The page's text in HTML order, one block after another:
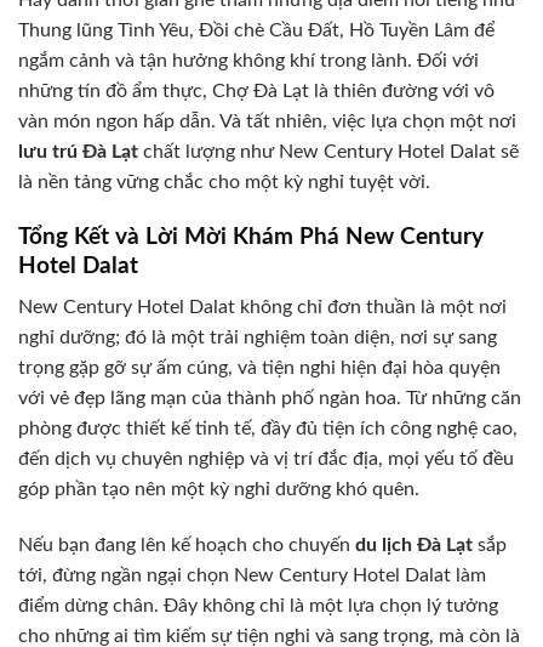
Thung lũng Tình Yêu, Đồi chè Cầu Đất, Hồ Tuyền Lâm để
ngắm cảnh và tận hưởng không khí trong lành. Đối với
những tín đồ ẩm thực, Chợ Đà Lạt là thiên đường với vô
vàn món ngon hấp dẫn. Và tất nhiên, việc lựa chọn một nơi
lưu trú Đà Lạt chất lượng như New Century Hotel Dalat sẽ
là nền tảng vững chắc cho một kỳ nghỉ tuyệt vời.
Tổng Kết và Lời Mời Khám Phá New Century
Hotel Dalat
New Century Hotel Dalat không chỉ đơn thuần là một nơi
nghỉ dưỡng; đó là một trải nghiệm toàn diện, nơi sự sang
trọng gặp gỡ sự ấm cúng, và tiện nghi hiện đại hòa quyện
với vẻ đẹp lãng mạn của thành phố ngàn hoa. Từ những căn
phòng được thiết kế tinh tế, đầy đủ tiện ích công nghệ cao,
đến dịch vụ chuyên nghiệp và vị trí đắc địa, mọi yếu tố đều
góp phần tạo nên một kỳ nghỉ dưỡng khó quên.
Nếu bạn đang lên kế hoạch cho chuyến du lịch Đà Lạt sắp
tới, đừng ngần ngại chọn New Century Hotel Dalat làm
điểm dừng chân. Đây không chỉ là một lựa chọn lý tưởng
cho những ai tìm kiếm sự tiện nghi và sang trọng, mà còn là